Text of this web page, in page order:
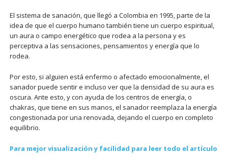
El sistema de sanación, que llegó a Colombia en 1995, parte de la
idea de que el cuerpo humano también tiene un cuerpo espiritual,
un aura o campo energético que rodea a la persona y es
perceptiva a las sensaciones, pensamientos y energía que lo
rodea.
Por esto, si alguien está enfermo o afectado emocionalmente, el
sanador puede sentir e incluso ver que la densidad de su aura es
oscura. Ante esto, y con ayuda de los centros de energía, o
chakras, que tiene en sus manos, el sanador reemplaza la energía
congestionada por una renovada, dejando el cuerpo en completo
equilibrio.
Para mejor visualización y facilidad para leer todo el artículo